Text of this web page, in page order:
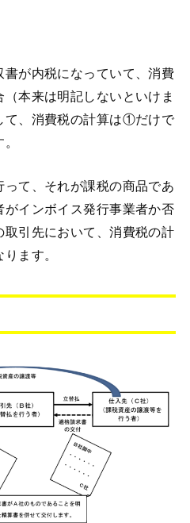
書が内税になっていて、消費
本来は明記しないといけま
て、消費税の計算は①だけで
て、それが課税の商品であ
インボイス発行事業者か否
引先において、消費税の計
ます。